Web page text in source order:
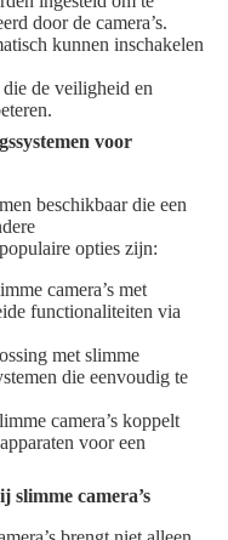
door de camera’s.
kunnen inschakelen
de veiligheid en
voor
beschikbaar die een
opties zijn:
camera’s met
functionaliteiten via
met slimme
die eenvoudig te
camera’s koppelt
voor een
slimme camera’s